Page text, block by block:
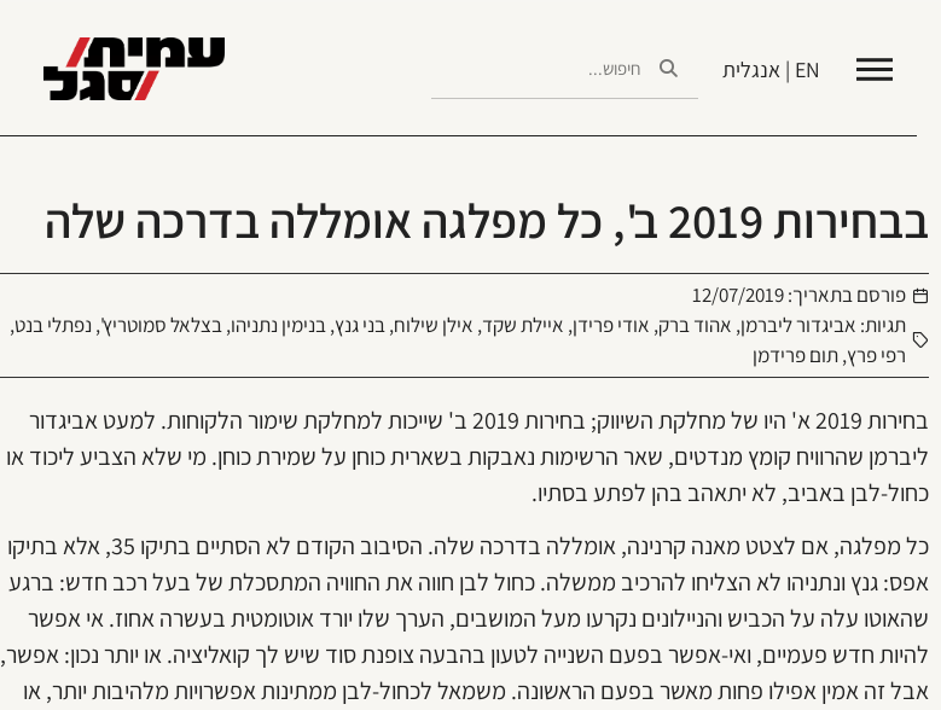
EN | אנגלית
בבחירות 2019 ב', כל מפלגה אומללה בדרכה שלה
פורסם בתאריך:12/07/2019
תגיות: אביגדור ליברמן, אהוד ברק, אודי פרידן, איילת שקד, אילן שילוח,בני גנץ,בנימין נתניהו,בצלאל סמוטריץ', נפתלי בנט,
רפי פרץ,תום פרידמן
בחירות 2019 א' היו של מחלקת השיווק; בחירות 2019 ב' שייכות למחלקת שימור הלקוחות. למעט אביגדור
ליברמן שהרוויח קומץ מנדטים, שאר הרשימות נאבקות בשארית כוחן על שמירת כוחן. מי שלא הצביע ליכוד או
כחול-לבן באביב, לא יתאהב בהן לפתע בסתיו.
כל מפלגה, אם לצטט מאנה קרנינה, אומללה בדרכה שלה. הסיבוב הקודם לא הסתיים בתיקו 35, אלא בתיקו
אפס: גנץ ונתניהו לא הצליחו להרכיב ממשלה. כחול לבן חווה את החוויה המתסכלת של בעל רכב חדש: ברגע
שהאוטו עלה על הכביש והניילונים נקרעו מעל המושבים, הערך שלו יורד אוטומטית בעשרה אחוז. אי אפשר
להיות חדש פעמיים, ואי-אפשר בפעם השנייה לטעון בהבעה צופנת סוד שיש לך קואליציה. או יותר נכון: אפשר,
אבל זה אמין אפילו פחות מאשר בפעם הראשונה. משמאל לכחול-לבן ממתינות אפשרויות מלהיבות יותר, או